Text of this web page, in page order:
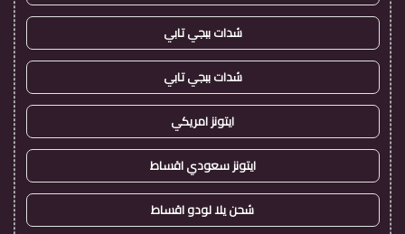
شدات ببجي تابي
شدات ببجي تابي
ايتونز امريكي
ايتونز سعودي اقساط
شحن يلا لودو اقساط